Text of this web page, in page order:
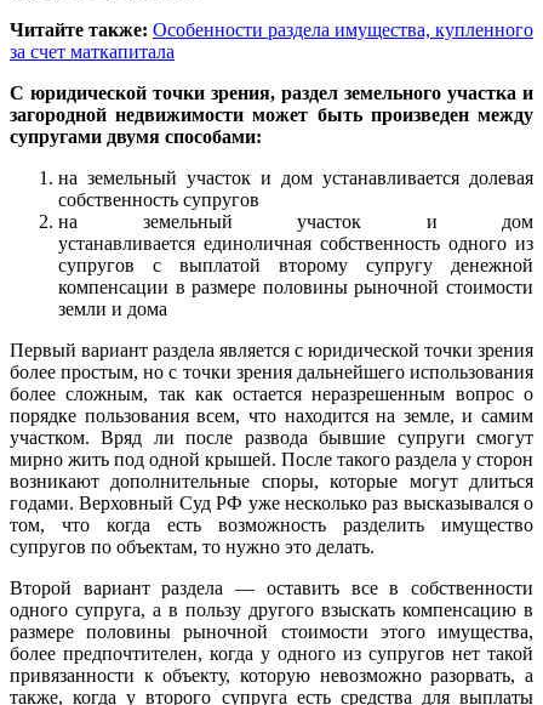
Читайте также: Особенности раздела имущества, купленного
за счет маткапитала
С юридической точки зрения, раздел земельного участка и
загородной недвижимости может быть произведен между
супругами двумя способами:
на земельный участок и дом устанавливается долевая
собственность супругов
на земельный участок и дом
устанавливается единоличная собственность одного из
супругов с выплатой второму супругу денежной
компенсации в размере половины рыночной стоимости
земли и дома
Первый вариант раздела является с юридической точки зрения
более простым, но с точки зрения дальнейшего использования
более сложным, так как остается неразрешенным вопрос о
порядке пользования всем, что находится на земле, и самим
участком. Вряд ли после развода бывшие супруги смогут
мирно жить под одной крышей. После такого раздела у сторон
возникают дополнительные споры, которые могут длиться
годами. Верховный Суд РФ уже несколько раз высказывался о
том, что когда есть возможность разделить имущество
супругов по объектам, то нужно это делать.
Второй вариант раздела — оставить все в собственности
одного супруга, а в пользу другого взыскать компенсацию в
размере половины рыночной стоимости этого имущества,
более предпочтителен, когда у одного из супругов нет такой
привязанности к объекту, которую невозможно разорвать, а
также, когда у второго супруга есть средства для выплаты